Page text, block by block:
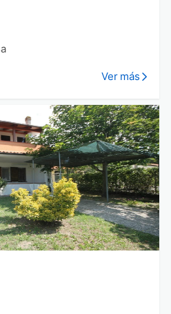
Ver más